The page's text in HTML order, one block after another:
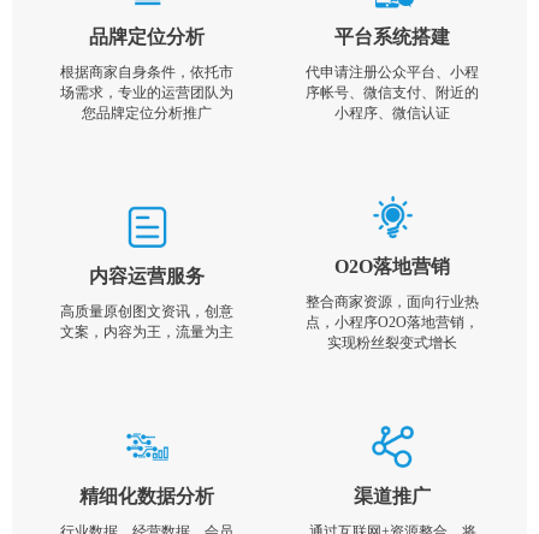
品牌定位分析
根据商家自身条件，依托市
场需求，专业的运营团队为
您品牌定位分析推广
平台系统搭建
代申请注册公众平台、小程
序帐号、微信支付、附近的
小程序、微信认证
内容运营服务
高质量原创图文资讯，创意
文案，内容为王，流量为主
O2O落地营销
整合商家资源，面向行业热
点，小程序O2O落地营销，
实现粉丝裂变式增长
精细化数据分析 渠道推广